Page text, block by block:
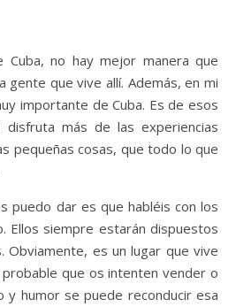
no hay mejor manera que
gente que vive allí. Además, en mi
importante de Cuba. Es de esos
más de las experiencias
pequeñas cosas, que todo lo que
puedo dar es que habléis con los
Ellos siempre estarán dispuestos
Obviamente, es un lugar que vive
que os intenten vender o
y humor se puede reconducir esa